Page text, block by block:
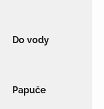
Do vody
Papuče